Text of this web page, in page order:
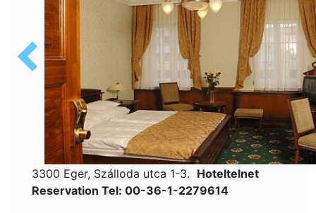
3300 Eger, Szálloda utca 1-3. Hoteltelnet
Reservation Tel: 00-36-1-2279614